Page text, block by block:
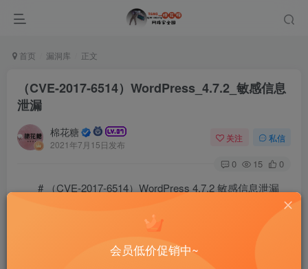
首页 漏洞库 正文
（CVE-2017-6514）WordPress_4.7.2_敏感信息
泄漏
棉花糖
2021年7月15日发布
关注 私信
0 15 0
# （CVE-2017-6514）WordPress 4.7.2 敏感信息泄漏
=============================
会员低价促销中~